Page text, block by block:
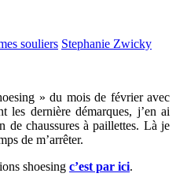
souliers Stephanie Zwicky
» du mois de février avec
les dernière démarques, j’en ai
de chaussures à paillettes. Là je
de m’arrêter.
shoesing c’est par ici.